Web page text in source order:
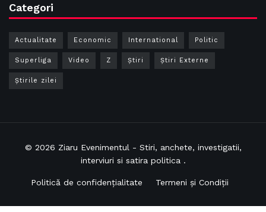
Categori
Actualitate Economic International Politic
Superliga Video Z Ştiri Știri Externe
Știrile zilei
© 2026 Ziaru Evenimentul - Stiri, anchete, investigatii,
interviuri si satira politica .
Politică de confidențialitate Termeni și Condiții